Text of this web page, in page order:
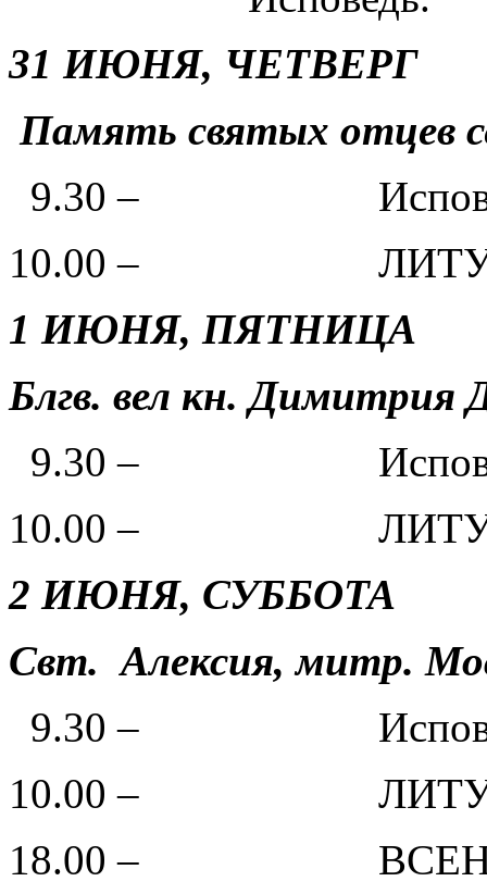
31 ИЮНЯ, ЧЕТВЕРГ
Память святых отцев
9.30 –
10.00 –
1 ИЮНЯ, ПЯТНИЦА
Блгв. вел кн. Димитрия
9.30 –
10.00 –
2 ИЮНЯ, СУББОТА
Свт. Алексия, митр.
9.30 –
10.00 –
18.00 –